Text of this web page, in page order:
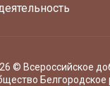
© Всероссийское
Белгородское